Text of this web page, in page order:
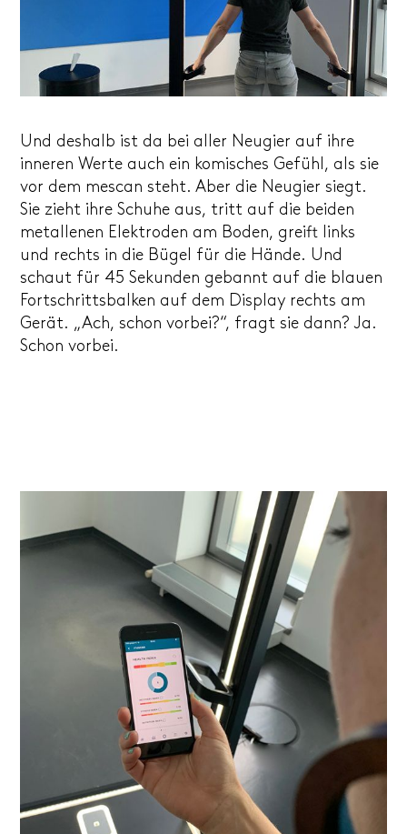
Und deshalb ist da bei aller Neugier auf ihre
inneren Werte auch ein komisches Gefühl, als sie
vor dem mescan steht. Aber die Neugier siegt.
Sie zieht ihre Schuhe aus, tritt auf die beiden
metallenen Elektroden am Boden, greift links
und rechts in die Bügel für die Hände. Und
schaut für 45 Sekunden gebannt auf die blauen
Fortschrittsbalken auf dem Display rechts am
Gerät. „Ach, schon vorbei?“, fragt sie dann? Ja.
Schon vorbei.